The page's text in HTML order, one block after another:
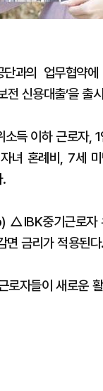
과의 업무협약
신용대출’을 출
득 이하 근로자,
녀 혼례비, 7세
.
△IBK중기근로
금리가 적용된다.
로자들이 새로운